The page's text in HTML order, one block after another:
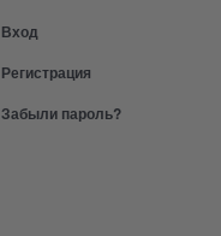
Вход
Регистрация
Забыли пароль?